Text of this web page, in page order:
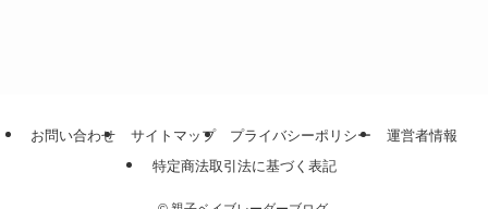
お問い合わせ サイトマップ プライバシーポリシー
運営者情報
特定商法取引法に基づく表記